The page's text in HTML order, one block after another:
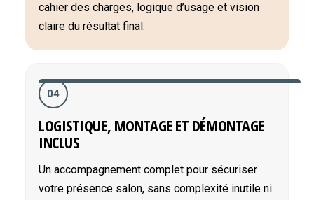
cahier des charges, logique d’usage et vision
claire du résultat final.
04
LOGISTIQUE, MONTAGE ET DÉMONTAGE
INCLUS
Un accompagnement complet pour sécuriser
votre présence salon, sans complexité inutile ni